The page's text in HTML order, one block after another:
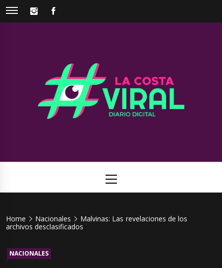
Skip
INSTAGRAM
Viral
Menu
Home Nacionales
Malvinas: Las revelaciones de los
archivos desclasificados
NACIONALES